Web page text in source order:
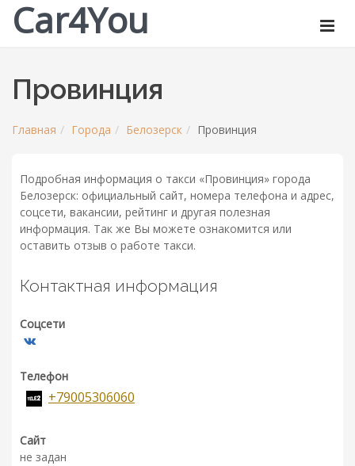
Car4You
Провинция
Главная Города Белозерск Провинция
Подробная информация о такси «Провинция» города
Белозерск: официальный сайт, номера телефона и адрес,
соцсети, вакансии, рейтинг и другая полезная
информация. Так же Вы можете ознакомится или
оставить отзыв о работе такси.
Контактная информация
Соцсети
Телефон
+79005306060
Сайт
не задан